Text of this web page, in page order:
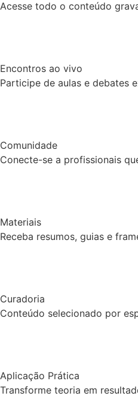
Acesse todo o conteúdo
Encontros ao vivo
Participe de aulas e debates
Comunidade
Conecte-se a profissionais
Materiais
Receba resumos, guias e
Curadoria
Conteúdo selecionado por
Aplicação Prática
Transforme teoria em